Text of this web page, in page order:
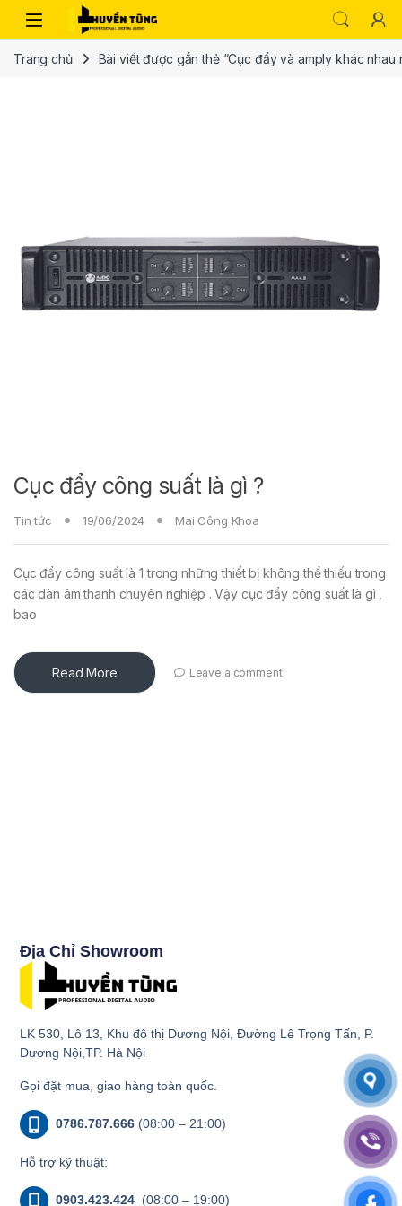
Trang chủ Bài viết được gắn thẻ “Cục đẩy và amply khác nhau
Cục đẩy công suất là gì ?
Tin tức 19/06/2024 Mai Công Khoa
Cục đẩy công suất là 1 trong những thiết bị không thể thiếu trong
các dàn âm thanh chuyên nghiệp . Vậy cục đẩy công suất là gì ,
bao
Read More Leave a comment
Địa Chỉ Showroom
LK 530, Lô 13, Khu đô thị Dương Nội, Đường Lê Trọng Tấn, P.
Dương Nội,TP. Hà Nội
Gọi đặt mua, giao hàng toàn quốc.
0786.787.666 (08:00 – 21:00)
Hỗ trợ kỹ thuật:
0903.423.424 (08:00 – 19:00)